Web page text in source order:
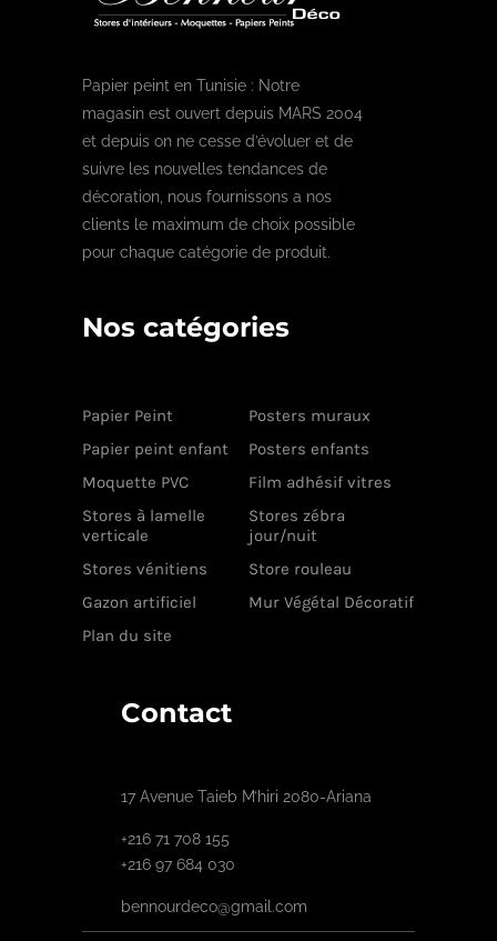
Papier peint en Tunisie : Notre
magasin est ouvert depuis MARS 2004
et depuis on ne cesse d’évoluer et de
suivre les nouvelles tendances de
décoration, nous fournissons a nos
clients le maximum de choix possible
pour chaque catégorie de produit.
Nos catégories
Papier Peint
Posters muraux
Papier peint enfant
Posters enfants
Moquette PVC
Film adhésif vitres
Stores à lamelle
verticale
Stores zébra
jour/nuit
Stores vénitiens
Store rouleau
Gazon artificiel
Mur Végétal Décoratif
Plan du site
Contact
17 Avenue Taieb M’hiri 2080-Ariana
+216 71 708 155
+216 97 684 030
bennourdeco@gmail.com